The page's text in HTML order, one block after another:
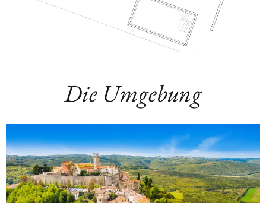
Die Umgebung